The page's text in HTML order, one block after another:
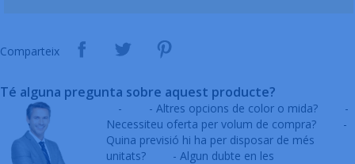
Comparteix
Té alguna pregunta sobre aquest producte?
- - Altres opcions de color o mida?
-
Necessiteu oferta per volum de compra?
-
Quina previsió hi ha per disposar de més
unitats?
- Algun dubte en les